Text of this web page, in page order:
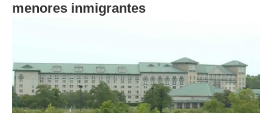
menores inmigrantes